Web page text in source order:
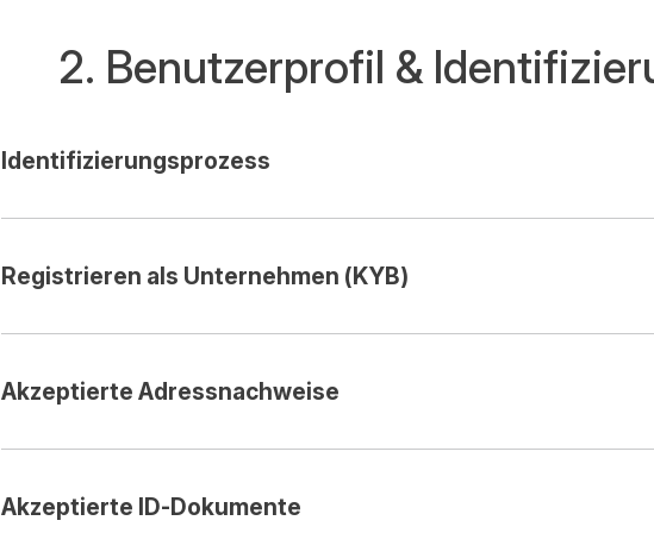
2. Benutzerprofil &
Identifizierungsprozess
Registrieren als Unternehmen (KYB)
Akzeptierte Adressnachweise
Akzeptierte ID-Dokumente